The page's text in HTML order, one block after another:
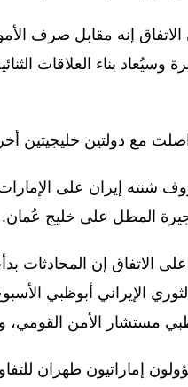
إنه مقابل صرف
وسيُعاد بناء العلاقات
مع دولتين خليجيتين
شنته إيران على
المطل على خليج عُمان.
الاتفاق إن المحادثات
الإيراني أبوظبي
مستشار الأمن القومي،
إماراتيون طهران